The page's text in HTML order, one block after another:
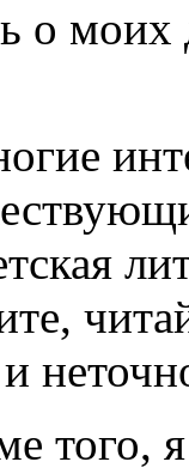
о моих
того,